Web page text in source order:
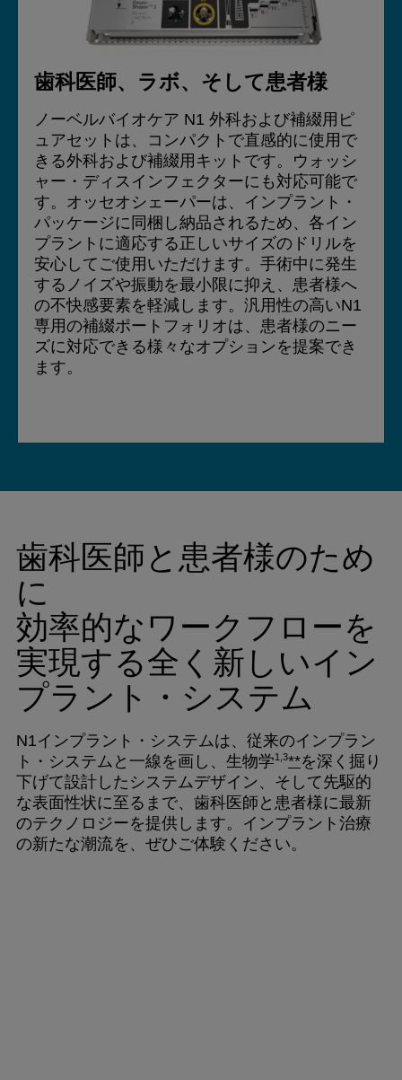
歯科医師、ラボ、そして患者様
ノーベルバイオケア N1 外科および補綴用ピ
ュアセットは、コンパクトで直感的に使用で
きる外科および補綴用キットです。ウォッシ
ャー・ディスインフェクターにも対応可能で
す。オッセオシェーパーは、インプラント・
パッケージに同梱し納品されるため、各イン
プラントに適応する正しいサイズのドリルを
安心してご使用いただけます。手術中に発生
するノイズや振動を最小限に抑え、患者様へ
の不快感要素を軽減します。汎用性の高いN1
専用の補綴ポートフォリオは、患者様のニー
ズに対応できる様々なオプションを提案でき
ます。
歯科医師と患者様のため
に
効率的なワークフローを
実現する全く新しいイン
プラント・システム
N1インプラント・システムは、従来のインプラン
ト・システムと一線を画し、生物学1,3**を深く掘り
下げて設計したシステムデザイン、そして先駆的
な表面性状に至るまで、歯科医師と患者様に最新
のテクノロジーを提供します。インプラント治療
の新たな潮流を、ぜひご体験ください。